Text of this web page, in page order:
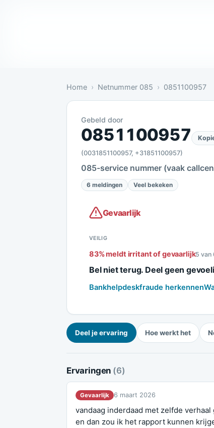
Home Netnummer 085 0851100957
Gevaarlijk: 6 meldingen
Gebeld door
0851100957
(0031851100957, +31851100957)
085-service nummer (vaak
6 meldingen Veel bekeken
Gevaarlijk
VEILIG
83% meldt irritant of gevaarlijk5 van
Bel niet terug. Deel geen
Bankhelpdeskfraude herkennen
Deel je ervaring Hoe werkt het
Ervaringen (6)
Gevaarlijk 6 maart 2026
vandaag inderdaad met zelfde
en dan zou ik het rapport kunnen